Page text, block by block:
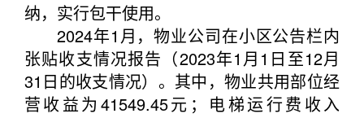
纳，实行包干使用。
2024年1月，物业公司在小区公告栏内
张贴收支情况报告（2023年1月1日至12月
31日的收支情况）。其中，物业共用部位经
营收益为41549.45元；电梯运行费收入